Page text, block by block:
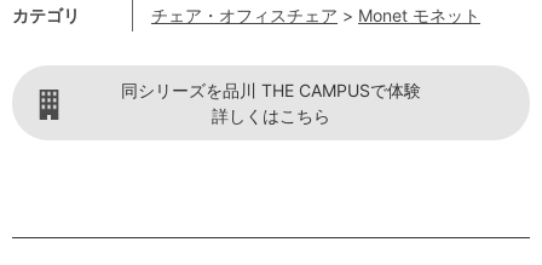
カテゴリ チェア・オフィスチェア > Monet モネット
同シリーズを品川 THE CAMPUSで体験
詳しくはこちら